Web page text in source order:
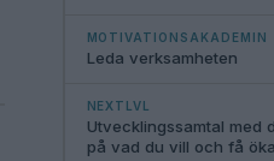
MOTIVATIONSAKADEMIN
Leda verksamheten
NEXTLVL
Utvecklingssamtal med
på vad du vill och få